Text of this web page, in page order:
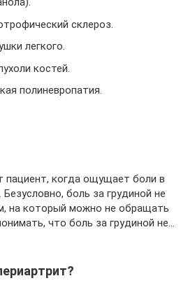
склероз.
легкого.
костей.
полиневропатия.
пациент, когда ощущает боли в
боль за грудиной не
на который можно не обращать
что боль за грудиной не…